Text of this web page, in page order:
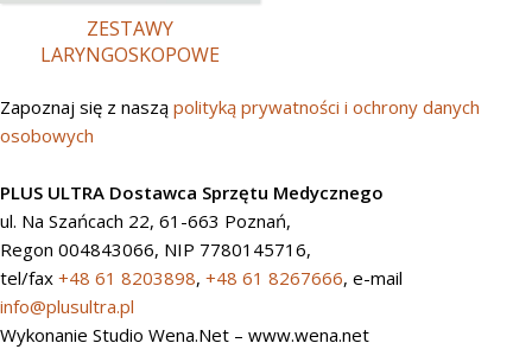
ZESTAWY
LARYNGOSKOPOWE
Zapoznaj się z naszą polityką prywatności i ochrony danych
osobowych
PLUS ULTRA Dostawca Sprzętu Medycznego
ul. Na Szańcach 22, 61-663 Poznań,
Regon 004843066, NIP 7780145716,
tel/fax +48 61 8203898, +48 61 8267666, e-mail
info@plusultra.pl
Wykonanie Studio Wena.Net – www.wena.net